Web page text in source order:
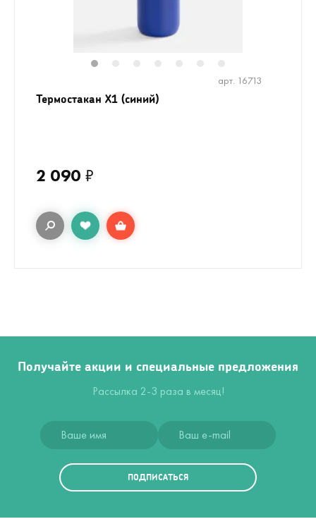
арт. 16713
Термостакан X1 (синий)
2 090 ₽
Получайте акции и специальные предложения
Рассылка 2-3 раза в месяц!
ПОДПИСАТЬСЯ